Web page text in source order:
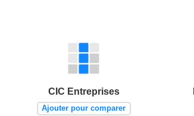
CIC Entreprises
Ajouter pour comparer